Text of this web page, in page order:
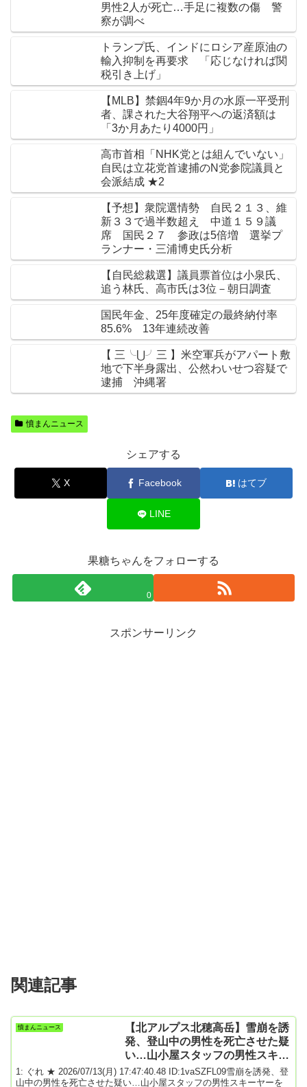
男性2人が死亡…手足に複数の傷 警
察が調べ
トランプ氏、インドにロシア産原油の
輸入抑制を再要求 「応じなければ関
税引き上げ」
【MLB】禁錮4年9か月の水原一平受刑
者、課された大谷翔平への返済額は
「3か月あたり4000円」
高市首相「NHK党とは組んでいない」
自民は立花党首逮捕のN党参院議員と
会派結成 ★2
【予想】衆院選情勢 自民２１３、維
新３３で過半数超え 中道１５９議
席 国民２７ 参政は5倍増 選挙プ
ランナー・三浦博史氏分析
【自民総裁選】議員票首位は小泉氏、
追う林氏、高市氏は3位－朝日調査
国民年金、25年度確定の最終納付率
85.6% 13年連続改善
【 三╰⋃╯三 】米空軍兵がアパート敷
地で下半身露出、公然わいせつ容疑で
逮捕 沖縄署
憤まんニュース
シェアする
X Facebook はてブ
LINE
果糖ちゃんをフォローする
0
スポンサーリンク
関連記事
憤まんニュース
【北アルプス北穂高岳】雪崩を誘
発、登山中の男性を死亡させた疑
い…山小屋スタッフの男性スキー
ヤーを書類送検…下山しようと斜
面滑る
1: ぐれ ★ 2026/07/13(月) 17:47:40.48 ID:1vaSZFL09雪崩を誘発、登
山中の男性を死亡させた疑い…山小屋スタッフの男性スキーヤーを